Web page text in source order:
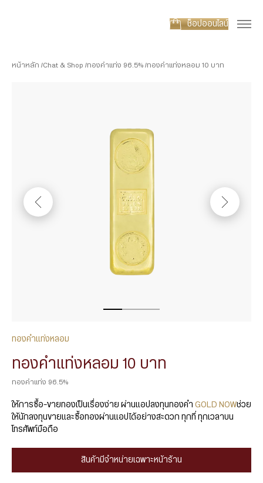
ช็อปออนไลน์
หน้าหลัก Chat & Shop ทองคำแท่ง 96.5% ทองคำแท่งหลอม 10 บาท
ทองคำแท่งหลอม
ทองคำแท่งหลอม 10 บาท
ทองคำแท่ง 96.5%
ให้การซื้อ-ขายทองเป็นเรื่องง่าย ผ่านแอปลงทุนทองคำ GOLD NOWช่วย
ให้นักลงทุนขายและซื้อทองผ่านแอปได้อย่างสะดวก ทุกที่ ทุกเวลาบน
โทรศัพท์มือถือ
สินค้ามีจำหน่ายเฉพาะหน้าร้าน